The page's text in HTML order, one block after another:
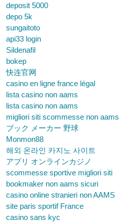
deposit 5000
depo 5k
sungaitoto
api33 login
Sildenafil
bokep
快连官网
casino en ligne france légal
lista casino non aams
lista casino non aams
migliori siti scommesse non aams
ブック メーカー 野球
Monmon88
해외 온라인 카지노 사이트
アプリ オンラインカジノ
scommesse sportive migliori siti
bookmaker non aams sicuri
casino online stranieri non AAMS
site paris sportif France
casino sans kyc